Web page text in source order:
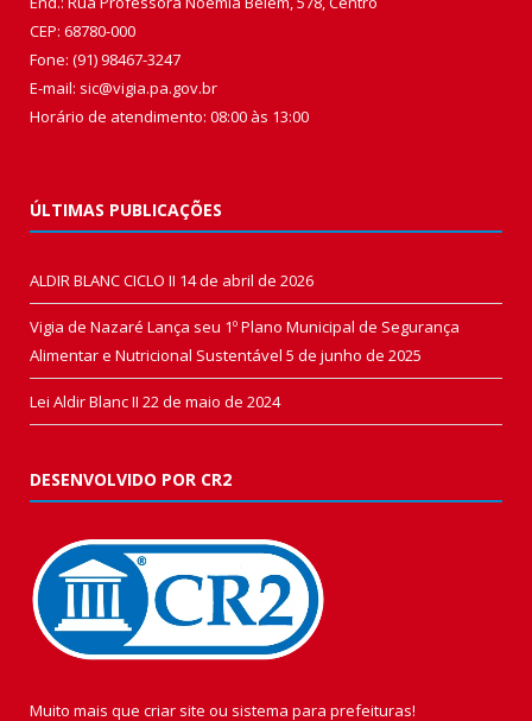
CEP: 68780-000
Fone: (91) 98467-3247
E-mail: sic@vigia.pa.gov.br
Horário de atendimento: 08:00 às 13:00
ÚLTIMAS PUBLICAÇÕES
ALDIR BLANC CICLO II 14 de abril de 2026
Vigia de Nazaré Lança seu 1º Plano Municipal de Segurança
Alimentar e Nutricional Sustentável 5 de junho de 2025
Lei Aldir Blanc II 22 de maio de 2024
DESENVOLVIDO POR CR2
Muito mais que criar site ou sistema para prefeituras!